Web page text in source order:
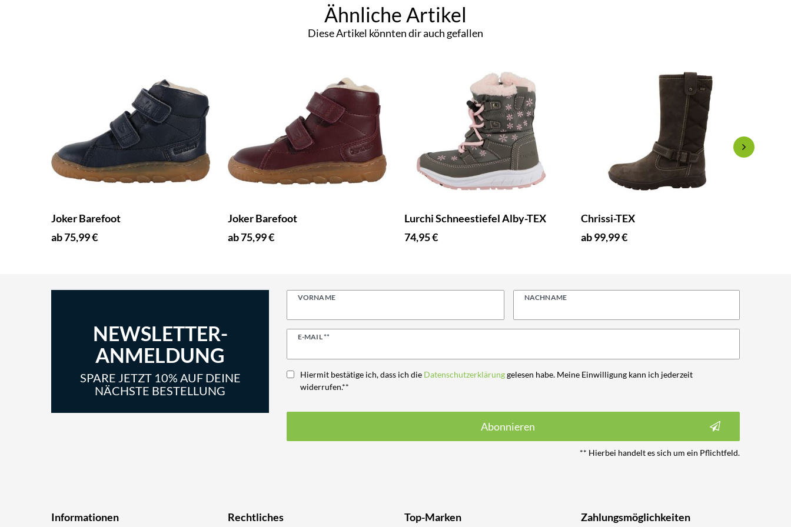
Ähnliche Artikel
Diese Artikel könnten dir auch gefallen
Joker Barefoot
ab 75,99 €
Joker Barefoot
ab 75,99 €
Lurchi Schneestiefel Alby-TEX
74,95 €
Chrissi-TEX
ab 99,99 €
NEWSLETTER-
ANMELDUNG
SPARE JETZT 10% AUF DEINE
NÄCHSTE BESTELLUNG
VORNAME NACHNAME
E-MAIL **
Newsletter
Hiermit bestätige ich, dass ich die Daten­schutz­erklärunggelesen habe. Meine Einwilligung kann ich jederzeit
widerrufen.**
Abonnieren
** Hierbei handelt es sich um ein Pflichtfeld.
Informationen
Rechtliches
Top-Marken
Zahlungsmöglichkeiten